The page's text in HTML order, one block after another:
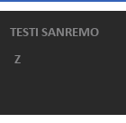
TESTI SANREMO
Z